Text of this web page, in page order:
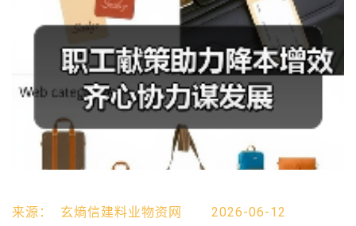
来源： 玄熵信建料业物资网 2026-06-12